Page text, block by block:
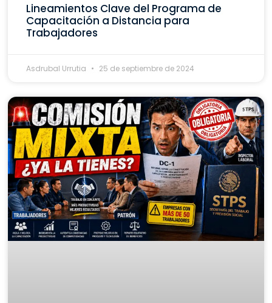
Lineamientos Clave del Programa de
Capacitación a Distancia para
Trabajadores
Asdrubal Urrutia 25 de septiembre de 2024